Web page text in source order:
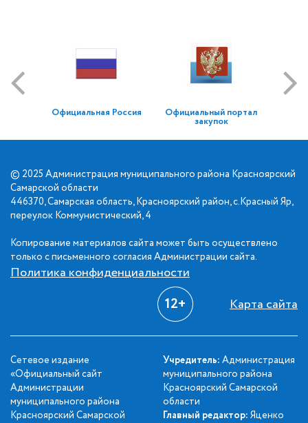
Официальная Россия Официальный портал
закупок
© 2025 Администрация муниципального района Красноярский
Самарской области
446370, Самарская область, Красноярский район, с.Красный Яр,
переулок Коммунистический, 4
Копирование материалов сайта может быть осуществлено
только с письменного согласия Администрации сайта.
Политика конфиденциальности
12+ Карта сайта
Сетевое издание
«Официальный сайт
Администрации
муниципального района
Красноярский Самарской
Учредитель: Администрация
муниципального района
Красноярский Самарской
области
Главный редактор: Яценко